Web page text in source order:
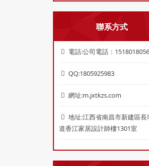
聯系方式
電話:公司電話：
QQ:1805925983
網址:m.jxtkzs.com
地址:江西省南昌市新建區長
道香江家居設計師樓1301室